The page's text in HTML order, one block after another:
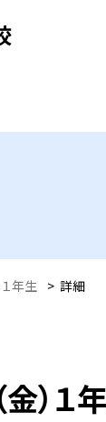
１年生 > 詳細
金）